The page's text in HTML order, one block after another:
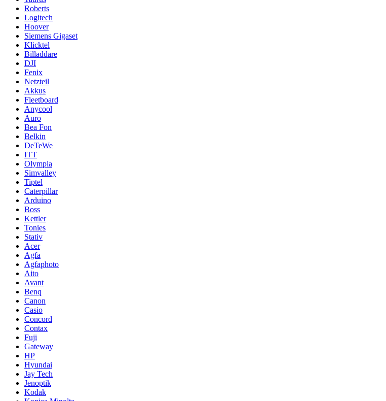
Roberts
Logitech
Hoover
Siemens Gigaset
Klicktel
Billaddare
DJI
Fenix
Netzteil
Akkus
Fleetboard
Anycool
Auro
Bea Fon
Belkin
DeTeWe
ITT
Olympia
Simvalley
Tiptel
Caterpillar
Arduino
Boss
Kettler
Tonies
Stativ
Acer
Agfa
Agfaphoto
Aito
Avant
Benq
Canon
Casio
Concord
Contax
Fuji
Gateway
HP
Hyundai
Jay Tech
Jenoptik
Kodak